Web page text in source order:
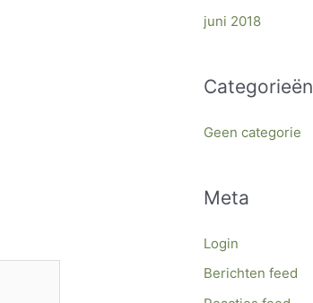
juni 2018
Categorieën
Geen categorie
Meta
Login
Berichten feed